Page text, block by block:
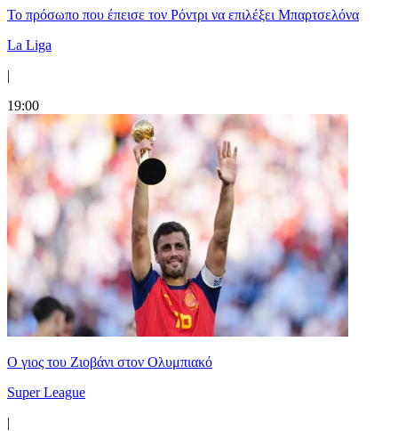
Το πρόσωπο που έπεισε τον Ρόντρι να επιλέξει Μπαρτσελόνα
La Liga
|
19:00
Ο γιος του Ζιοβάνι στον Ολυμπιακό
Super League
|